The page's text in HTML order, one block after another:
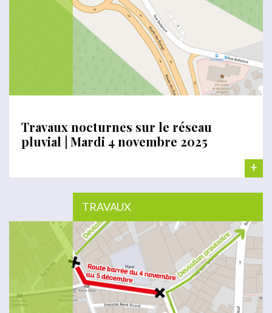
Travaux nocturnes sur le réseau
pluvial | Mardi 4 novembre 2025
+
TRAVAUX